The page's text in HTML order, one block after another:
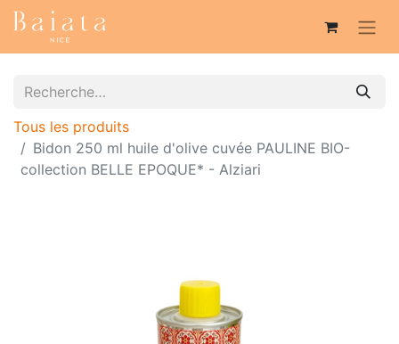
Tous les produits
Bidon 250 ml huile d'olive cuvée PAULINE BIO-
collection BELLE EPOQUE* - Alziari